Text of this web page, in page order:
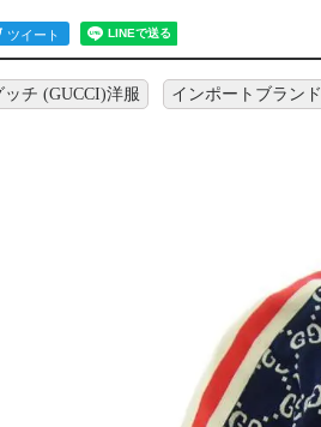
ッチ (GUCCI)洋服 インポートブランド